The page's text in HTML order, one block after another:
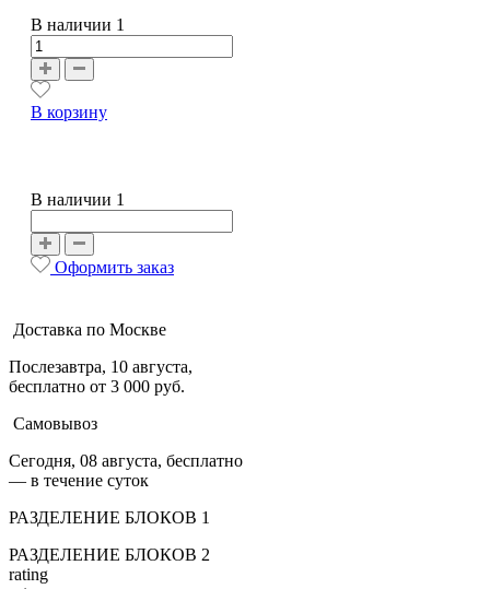
В наличии 1
В корзину
В наличии 1
Оформить заказ
Доставка по Москве
Послезавтра, 10 августа,
бесплатно от 3 000 руб.
Самовывоз
Сегодня, 08 августа, бесплатно
— в течение суток
РАЗДЕЛЕНИЕ БЛОКОВ 1
РАЗДЕЛЕНИЕ БЛОКОВ 2
rating